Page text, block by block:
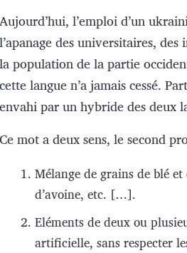
Aujourd’hui, l’emploi d’un
l’apanage des universitaires,
la population de la partie
cette langue n’a jamais cessé.
envahi par un hybride des deux
Ce mot a deux sens, le second
Mélange de grains de blé et
d’avoine, etc. […].
Eléments de deux ou
artificielle, sans respecter